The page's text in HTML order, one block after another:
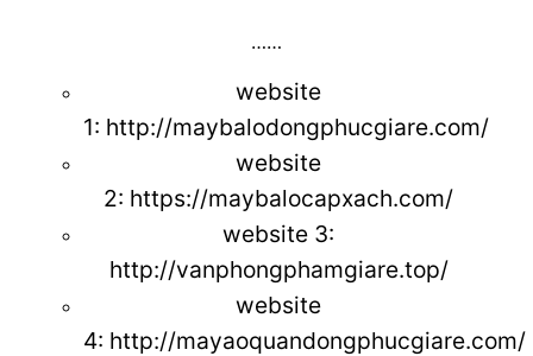
……
website
1: http://maybalodongphucgiare.com/
website
2: https://maybalocapxach.com/
website 3:
http://vanphongphamgiare.top/
website
4: http://mayaoquandongphucgiare.com/